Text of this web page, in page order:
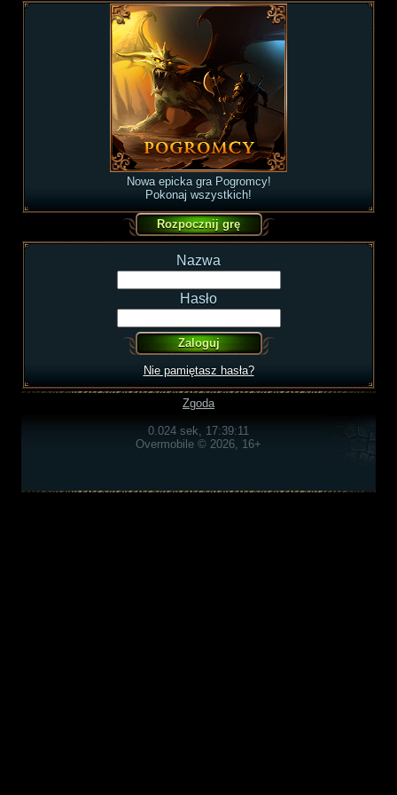
Nowa epicka gra Pogromcy!
Pokonaj wszystkich!
Nazwa
Hasło
Nie pamiętasz hasła?
Zgoda
0.024 sek, 17:39:11
Overmobile © 2026, 16+